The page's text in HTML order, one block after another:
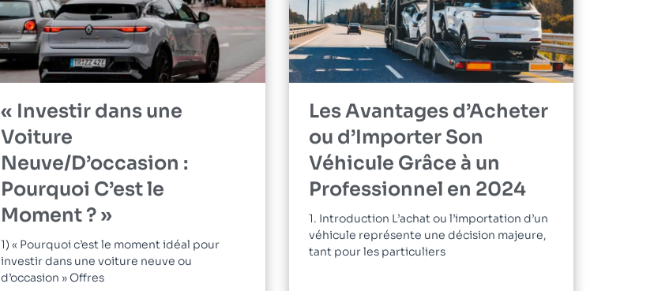
« Investir dans une
Voiture
Neuve/D’occasion :
Pourquoi C’est le
Moment ? »
1) « Pourquoi c’est le moment idéal pour
investir dans une voiture neuve ou
d’occasion » Offres
Les Avantages d’Acheter
ou d’Importer Son
Véhicule Grâce à un
Professionnel en 2024
1. Introduction L’achat ou l’importation d’un
véhicule représente une décision majeure,
tant pour les particuliers